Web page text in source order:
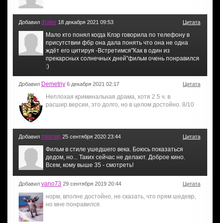
Добавил drake 18 декабря 2021 09:53 Цитата
Мало кто понял когда Клэр говорила по телефону в
присутствии фбр она дала понять что она не одна
ждёт его цитируя -Встретимся"Как в один из
прекарсных солнечных дней"фильм очень понравился
:)
Добавил Demetriy 6 декабря 2021 02:17 Цитата
Неплохая криминальная драма, хотя 2.5 ч. в
расшир.версии, это долго, но в целом достойно. 8/10
Добавил пвапвп 25 сентября 2020 23:44 Цитата
Фильм в стиле ушедшего века. Боюсь показаться
дедом, но... Таких сейчас не делают. Доброе кино.
Всем, кому выше 35 - смотреть!
Добавил vano73 29 сентября 2019 20:44 Цитата
норм, вполне достойно, не сказать, что прям шедевр,
но мне понравился.